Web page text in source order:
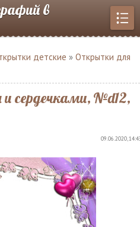
в
детские » Открытки для
сердечками, №d12,
09.06.2020,